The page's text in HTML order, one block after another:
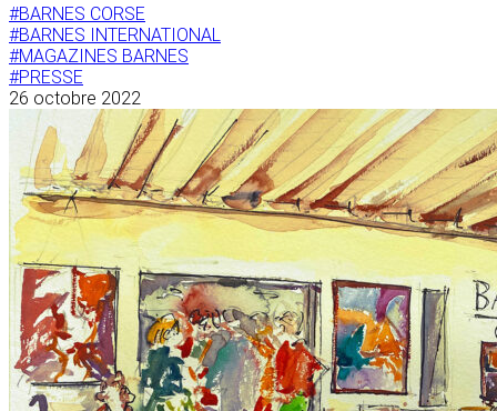
#BARNES CORSE
#BARNES INTERNATIONAL
#MAGAZINES BARNES
#PRESSE
26 octobre 2022